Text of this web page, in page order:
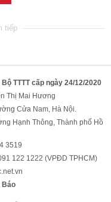
TTTT cấp ngày 24/12/2020
Thị Mai Hương
Cửa Nam, Hà Nội.
Hạnh Thông, Thành phố Hồ
3519
122 1222 (VPĐD TPHCM)
Báo